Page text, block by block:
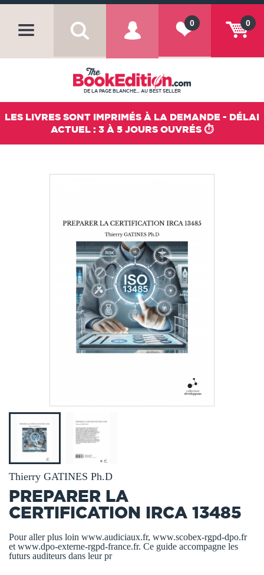
0
0
DE LA PAGE BLANCHE... AU BEST SELLER
LES LIVRES SONT IMPRIMÉS À LA DEMANDE - DÉLAI
ACTUEL : 3 À 5 JOURS OUVRÉS ⏱️
Thierry GATINES Ph.D
PREPARER LA
CERTIFICATION IRCA 13485
Pour aller plus loin www.audiciaux.fr, www.scobex-rgpd-dpo.fr
et www.dpo-externe-rgpd-france.fr. Ce guide accompagne les
futurs auditeurs dans leur pr